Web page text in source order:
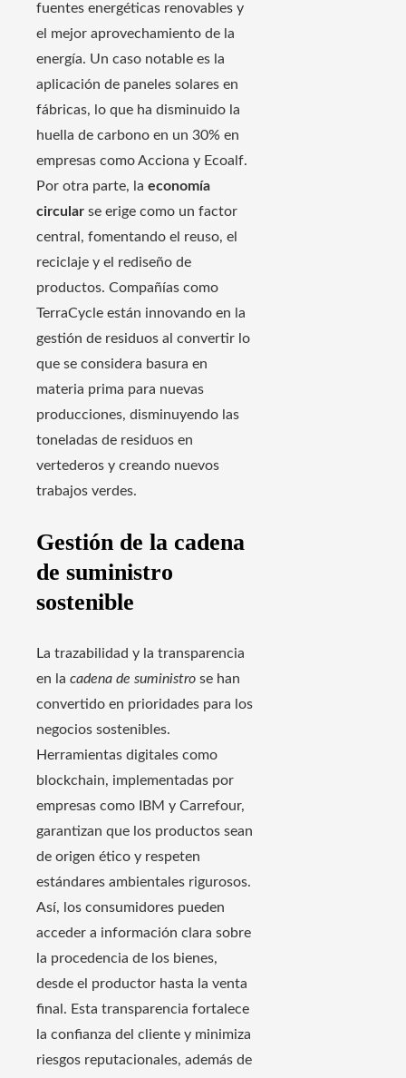
fuentes energéticas renovables y
el mejor aprovechamiento de la
energía. Un caso notable es la
aplicación de paneles solares en
fábricas, lo que ha disminuido la
huella de carbono en un 30% en
empresas como Acciona y Ecoalf.
Por otra parte, la economía
circular se erige como un factor
central, fomentando el reuso, el
reciclaje y el rediseño de
productos. Compañías como
TerraCycle están innovando en la
gestión de residuos al convertir lo
que se considera basura en
materia prima para nuevas
producciones, disminuyendo las
toneladas de residuos en
vertederos y creando nuevos
trabajos verdes.
Gestión de la cadena
de suministro
sostenible
La trazabilidad y la transparencia
en la cadena de suministro se han
convertido en prioridades para los
negocios sostenibles.
Herramientas digitales como
blockchain, implementadas por
empresas como IBM y Carrefour,
garantizan que los productos sean
de origen ético y respeten
estándares ambientales rigurosos.
Así, los consumidores pueden
acceder a información clara sobre
la procedencia de los bienes,
desde el productor hasta la venta
final. Esta transparencia fortalece
la confianza del cliente y minimiza
riesgos reputacionales, además de